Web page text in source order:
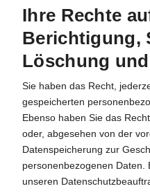
Ihre Rechte
Berichtigung,
Löschung
Sie haben das Recht,
gespeicherten
Ebenso haben Sie das
oder, abgesehen von der
Datenspeicherung zur
personenbezogenen Daten.
unseren